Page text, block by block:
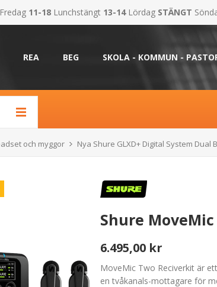
11-18 Lunchstängt 13-14 Lördag STÄNGT
REA BEG SKOLA - KOMMUN -
och myggor Nya Shure GLXD+ Digital System Dual
Shure
6.495,00 kr
MoveMic Two Reciverkit är
en tvåkanals-mottagare för